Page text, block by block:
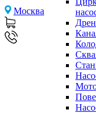
Москва